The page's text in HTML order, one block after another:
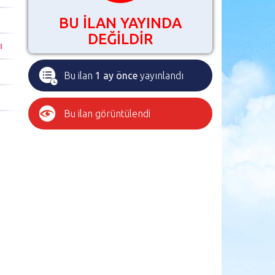
BU İLAN YAYINDA
DEĞİLDİR
Bu ilan 1 ay önce yayınlandı
Bu ilan görüntülendi